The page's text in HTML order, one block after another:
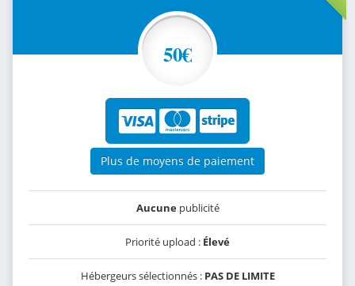
50€
Plus de moyens de paiement
Aucunepublicité
Priorité upload : Élevé
Hébergeurs sélectionnés : PAS DE LIMITE